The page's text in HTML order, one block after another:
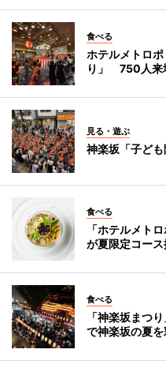
食べる
ホテルメトロ
り」 750人来
見る・遊ぶ
神楽坂「子ど
食べる
「ホテルメト
が夏限定コー
食べる
「神楽坂まつ
で神楽坂の夏を